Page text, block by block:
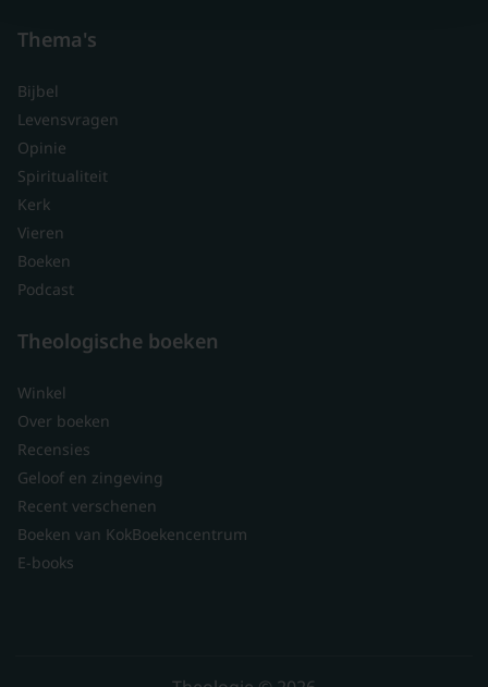
Thema's
Bijbel
Levensvragen
Opinie
Spiritualiteit
Kerk
Vieren
Boeken
Podcast
Theologische boeken
Winkel
Over boeken
Recensies
Geloof en zingeving
Recent verschenen
Boeken van KokBoekencentrum
E-books